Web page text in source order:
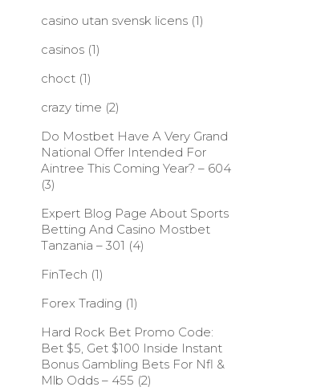
casino utan svensk licens(1)
casinos(1)
choct(1)
crazy time (2)
Do Mostbet Have A Very Grand
National Offer Intended For
Aintree This Coming Year? – 604
(3)
Expert Blog Page About Sports
Betting And Casino Mostbet
Tanzania – 301 (4)
FinTech (1)
Forex Trading (1)
Hard Rock Bet Promo Code:
Bet $5, Get $100 Inside Instant
Bonus Gambling Bets For Nfl &
Mlb Odds – 455 (2)